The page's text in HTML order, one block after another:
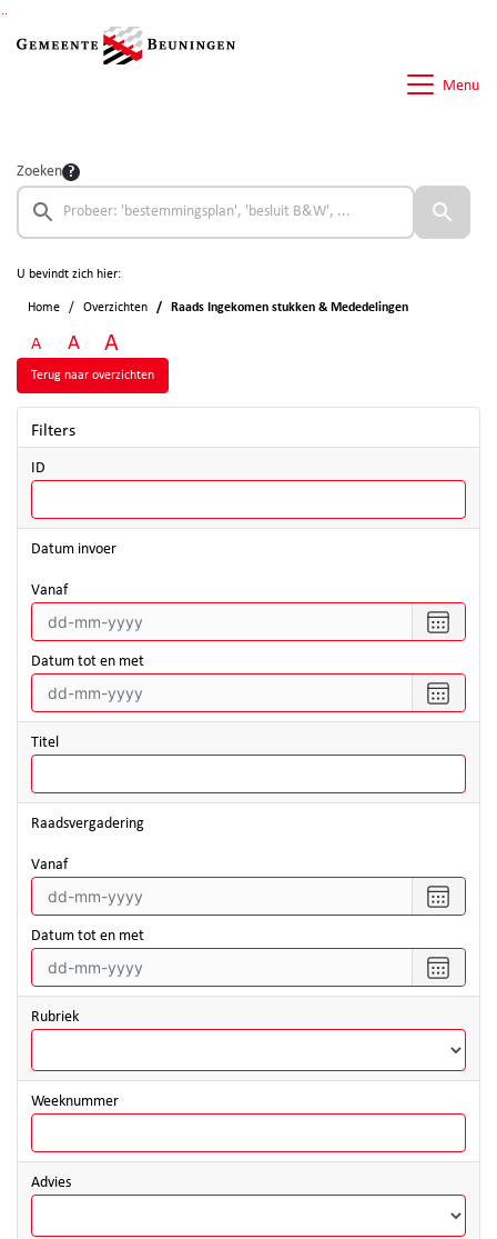
Menu
Zoeken
U bevindt zich hier:
Home Overzichten Raads Ingekomen stukken & Mededelingen
A A A
Terug naar overzichten
Filters
ID
Datum invoer
vanaf
een
vanaf
Datum tot en met
een
tot
met
Titel
Raadsvergadering
vanaf
een
vanaf
Datum tot en met
een
tot
en
met
Rubriek
Weeknummer
Advies